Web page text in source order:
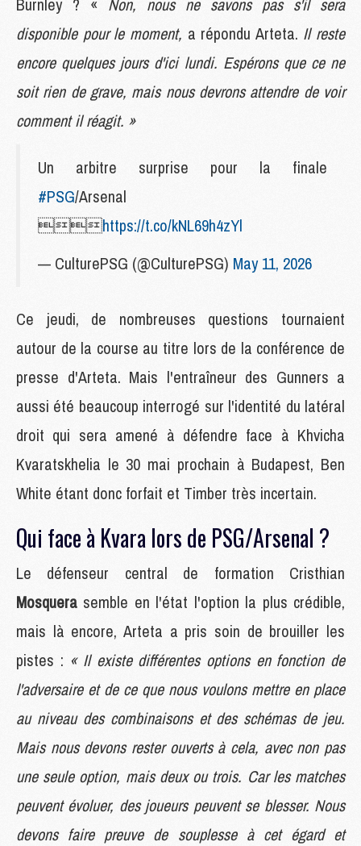
disponible pour le moment, a répondu Arteta. Il reste
encore quelques jours d'ici lundi. Espérons que ce ne
soit rien de grave, mais nous devrons attendre de voir
comment il réagit. »
Un arbitre surprise pour la finale
#PSG/Arsenal
https://t.co/kNL69h4zYl
— CulturePSG (@CulturePSG) May 11, 2026
Ce jeudi, de nombreuses questions tournaient
autour de la course au titre lors de la conférence de
presse d'Arteta. Mais l'entraîneur des Gunners a
aussi été beaucoup interrogé sur l'identité du latéral
droit qui sera amené à défendre face à Khvicha
Kvaratskhelia le 30 mai prochain à Budapest, Ben
White étant donc forfait et Timber très incertain.
Qui face à Kvara lors de PSG/Arsenal ?
Le défenseur central de formation Cristhian
Mosquera semble en l'état l'option la plus crédible,
mais là encore, Arteta a pris soin de brouiller les
pistes : « Il existe différentes options en fonction de
l'adversaire et de ce que nous voulons mettre en place
au niveau des combinaisons et des schémas de jeu.
Mais nous devons rester ouverts à cela, avec non pas
une seule option, mais deux ou trois. Car les matches
peuvent évoluer, des joueurs peuvent se blesser. Nous
devons faire preuve de souplesse à cet égard et